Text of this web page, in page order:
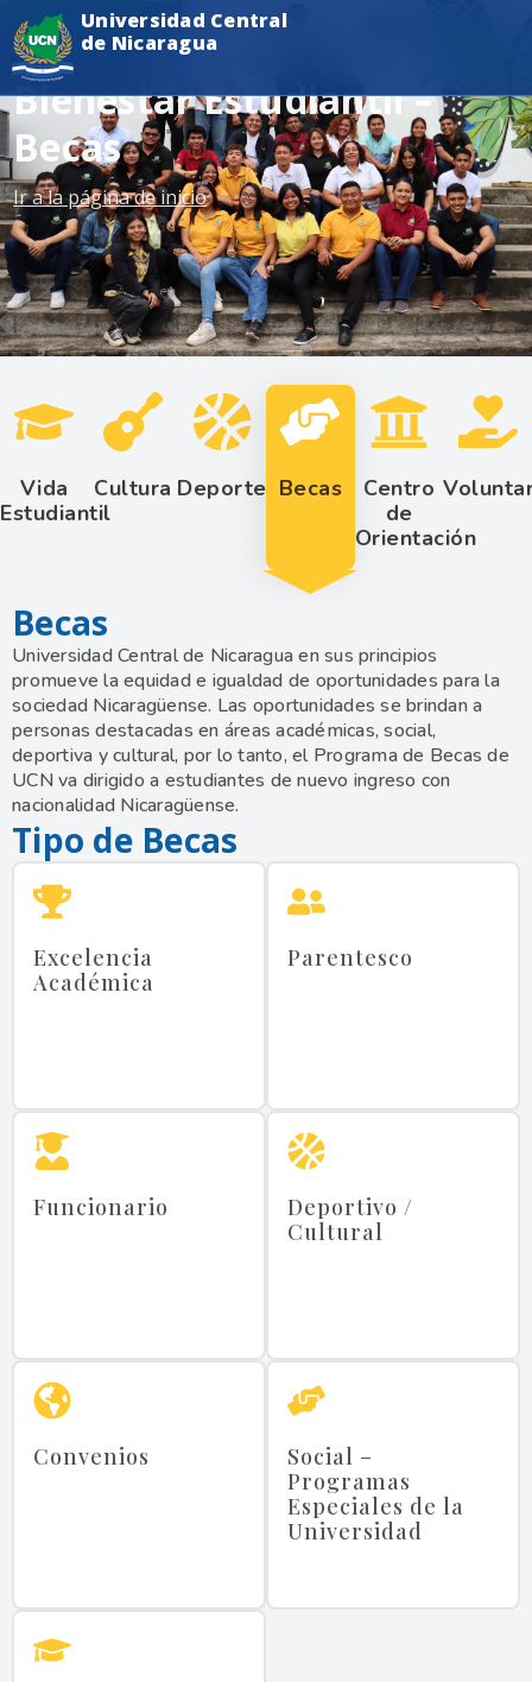
Ir a la página de inicio
Bienestar Estudiantil –
Becas
Universidad Central
de Nicaragua
Vida
Estudiantil
Cultura Deporte Becas
Centro
de
Orientación
Becas
Universidad Central de Nicaragua en sus principios
promueve la equidad e igualdad de oportunidades para la
sociedad Nicaragüense. Las oportunidades se brindan a
personas destacadas en áreas académicas, social,
deportiva y cultural, por lo tanto, el Programa de Becas de
UCN va dirigido a estudiantes de nuevo ingreso con
nacionalidad Nicaragüense.
Tipo de Becas
Excelencia
Académica
Parentesco
Funcionario
Deportivo /
Cultural
Convenios
Social –
Programas
Especiales de la
Universidad